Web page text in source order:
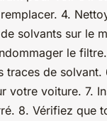
4.
solvants sur le
le
de solvant.
votre voiture. 7.
8. Vérifiez que